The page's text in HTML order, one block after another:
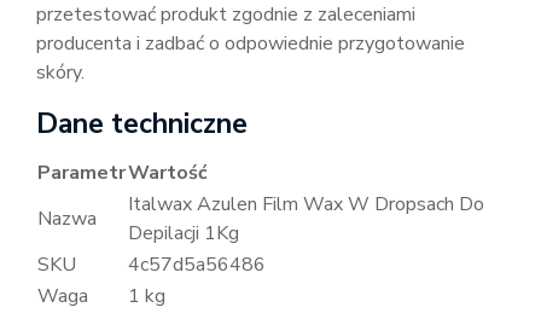
przetestować produkt zgodnie z zaleceniami
producenta i zadbać o odpowiednie przygotowanie
skóry.
Dane techniczne
ParametrWartość
Nazwa
Italwax Azulen Film Wax W Dropsach Do
Depilacji 1Kg
SKU
4c57d5a56486
Waga
1 kg